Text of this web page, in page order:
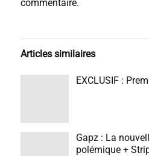
commentaire.
Articles similaires
EXCLUSIF :
Gapz : La
polémique +